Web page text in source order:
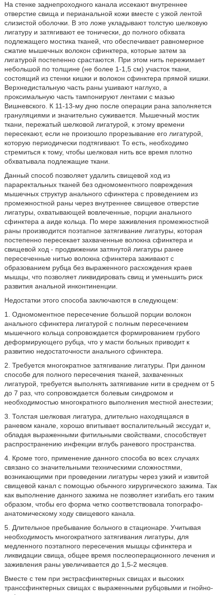
На стенке заднепроходного канала иссекают внутреннее
отверстие свища и перианальной кожи вместе с узкой лентой
слизистой оболочки. В это ложе укладывают толстую шелковую
лигатуру и затягивают ее тонически, до полного обхвата
подлежащего мостика тканей, что обеспечивает равномерное
сжатие мышечных волокон сфинктера, которые затем за
лигатурой постепенно срастаются. При этом нить пережимает
небольшой по толщине (не более 1-1,5 см) участок ткани,
состоящий из стенки кишки и волокон сфинктера прямой кишки.
Верхнедистальную часть раны ушивают наглухо, а
проксимальную часть тампонируют лентами с мазью
Вишневского. К 11-13-му дню после операции рана заполняется
грануляциями и значительно суживается. Мышечный мостик
ткани, пережатый шелковой лигатурой, к этому времени
пересекают, если не произошло прорезывание его лигатурой,
которую периодически подтягивают. То есть, необходимо
стремиться к тому, чтобы шелковая нить все время плотно
обхватывала подлежащие ткани.
Данный способ позволяет удалить свищевой ход из
параректальных тканей без одномоментного повреждения
мышечных структур анального сфинктера с проведением из
промежностной раны через внутреннее свищевое отверстие
лигатуры, охватывающей вовлеченные, порции анального
сфинктера а аиде кольца. По мере заживления промежностной
раны производится поэтапное затягивание лигатуры, которая
постепенно пересекает захваченные волокна сфинктера и
свищевой ход - продвижении затянутой лигатуры ранее
пересеченные нитью волокна сфинктера заживают с
образованием рубца без выраженного расхождения краев
мышцы, что позволяет ликвидировать свищ и уменьшить риск
развития анальной инконтиненции.
Недостатки этого способа заключаются в следующем:
1. Одномоментное пересечение большой порции волокон
анального сфинктера лигатурой с полным пересечением
мышечного кольца сопровождается формированием грубого
деформирующего рубца, что у масти больных приводит к
развитию недостаточности анального сфинктера.
2. Требуется многократное затягивание лигатуры. При данном
способе для полного пересечения тканей, захваченных
лигатурой, требуется выполнять затягивание нити в среднем от 5
до 7 раз, что сопровождается болевым синдромом и
необходимостью многократного выполнения местной анестезии;
3. Толстая шелковая лигатура, длительно находящаяся в
раневом канале, хорошо впитывает воспалительный экссудат и,
обладая выраженными фитильными свойствами, способствует
распространению инфекции вглубь раневого пространства.
4. Кроме того, применение данного способа во всех случаях
связано со значительными техническими сложностями,
возникающими при проведении лигатуры через узкий и извитой
свищевой канал с помощью обычного хирургического зажима. Так
как выполнение данного зажима не позволяет изгибать его таким
образом, чтобы его форма четко соответствовала топографо-
анатомическому ходу свищевого канала.
5. Длительное пребывание больного в стационаре. Учитывая
необходимость многократного затягивания лигатуры, для
медленного поэтапного пересечения мышцы сфинктера и
ликвидации свища, общее время послеоперационного лечения и
заживления раны увеличивается до 1,5-2 месяцев.
Вместе с тем при экстрасфинктерных свищах и высоких
транссфинктерных свищах с выраженными рубцовыми и гнойно-